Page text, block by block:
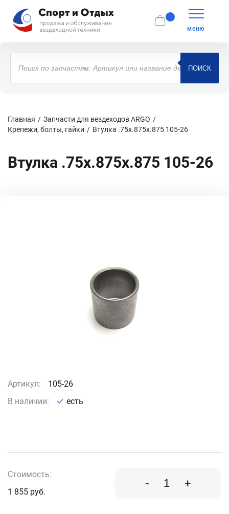
меню
Поиск
товаров
ПОИСК
Главная
Запчасти для вездеходов ARGO
Крепежи, болты, гайки
Втулка .75x.875x.875 105-26
Втулка .75x.875x.875 105-26
Артикул:
105-26
В наличии:
есть
Стоимость:
1 855 руб.
- +